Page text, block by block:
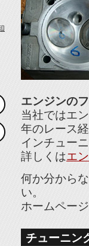
エンジンの
当社ではエ
年のレース
インチュー
詳しくはエ
何か分から
い。
ホームペー
チューニン